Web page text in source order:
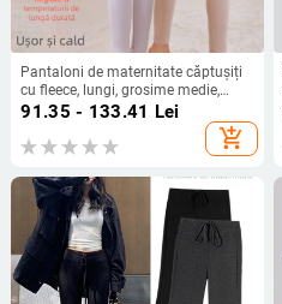
Pantaloni de maternitate căptușiți
cu fleece, lungi, grosime medie,
poliester 80–90%, susținere a burții
91.35 - 133.41 Lei
add_shopping_cart